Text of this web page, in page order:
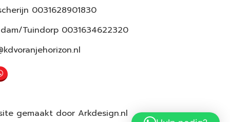
0031628901830
Tuindorp 0031634622320
gemaakt door Arkdesign.nl